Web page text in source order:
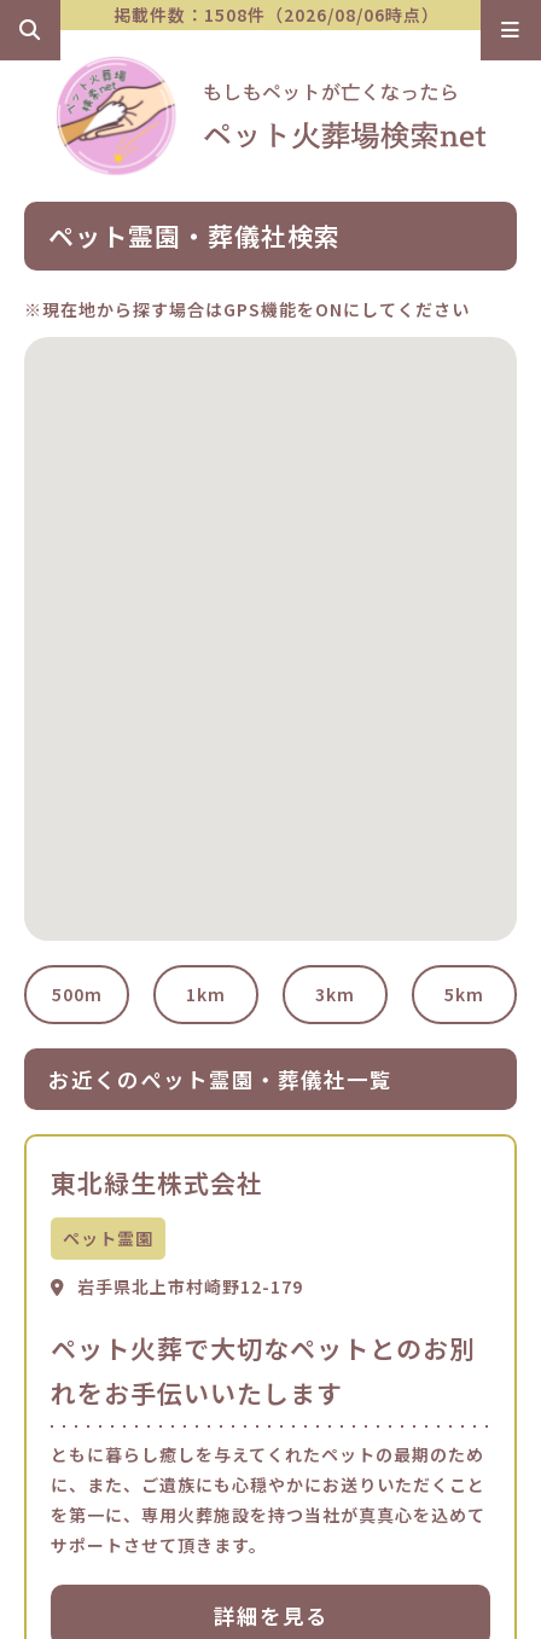
掲載件数：1508件（2026/08/06時点）
ペット霊園・葬儀社検索
※現在地から探す場合はGPS機能をONにしてください
500m 1km 3km 5km
お近くのペット霊園・葬儀社一覧
東北緑生株式会社
ペット霊園
岩手県北上市村崎野12-179
ペット火葬で大切なペットとのお別
れをお手伝いいたします
ともに暮らし癒しを与えてくれたペットの最期のため
に、また、ご遺族にも心穏やかにお送りいただくこと
を第一に、専用火葬施設を持つ当社が真真心を込めて
サポートさせて頂きます。
詳細を見る